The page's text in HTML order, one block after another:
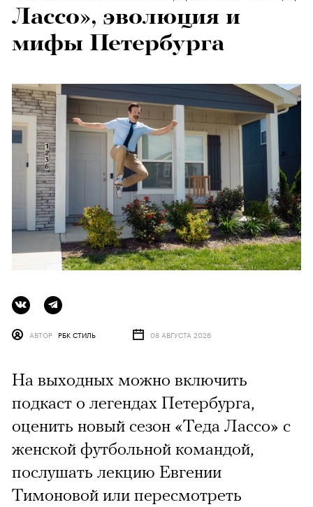
Лассо», эволюция и
мифы Петербурга
АВТОР РБК СТИЛЬ 08 АВГУСТА 2026
На выходных можно включить
подкаст о легендах Петербурга,
оценить новый сезон «Теда Лассо» с
женской футбольной командой,
послушать лекцию Евгении
Тимоновой или пересмотреть